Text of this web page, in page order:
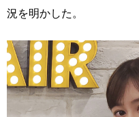
況を明かした。